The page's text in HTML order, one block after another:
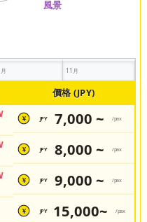
11月
價格 (JPY)
¥ JPY 7,000 ~ /pax
¥ JPY 8,000 ~ /pax
¥ JPY 9,000 ~ /pax
¥ JPY 15,000~ /pax